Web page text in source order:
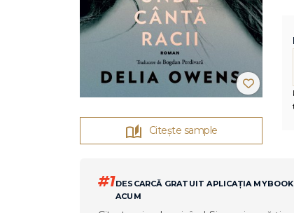
Citește sample
#1DESCARCĂ GRATUIT APLICAȚIA
ACUM